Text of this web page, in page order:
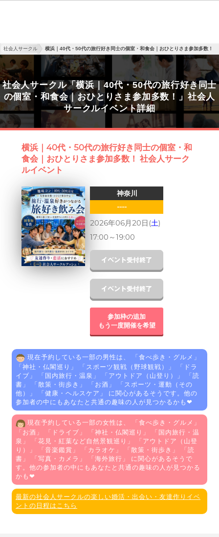
社会人サークル 横浜｜40代・50代の旅行好き同士の個室・和食会｜おひとりさま参加多数！
社会人サークル「横浜｜40代・50代の旅行好き同士
の個室・和食会｜おひとりさま参加多数！」社会人
サークルイベント詳細
横浜｜40代・50代の旅行好き同士の個室・和
食会｜おひとりさま参加多数！ 社会人サーク
ルイベント
神奈川
----
2026年06月20日(土)
17:00 ～19:00
参加枠の追加
もう一度開催を希望
現在予約している一部の男性は、 「 食べ歩き・グルメ 」
「神社・仏閣巡り 」 「スポーツ観戦（野球観戦） 」 「 ドラ
イブ 」 「国内旅行・温泉 」 「アウトドア（山登り） 」 「読
書 」 「散策・街歩き 」 「お酒 」 「スポーツ・運動（その
他）
」 「健康・ヘルスケア 」 に関心があるそうです。他の
参加者の中にもあなたと共通の趣味の人が見つかるかも❤
現在予約している一部の女性は、 「 食べ歩き・グルメ 」
「お酒 」 「 ドライブ 」 「神社・仏閣巡り 」 「国内旅行・温
泉 」 「花見・紅葉など自然景観巡り 」 「アウトドア（山登
り）
」 「音楽鑑賞 」 「 カラオケ 」 「散策・街歩き 」 「読
書 」 「写真・カメラ 」 「海外旅行 」 に関心があるそうで
す。他の参加者の中にもあなたと共通の趣味の人が見つかる
かも❤
最新の社会人サークルの楽しい婚活・出会い・友達作りイベ
ントの日程はこちら